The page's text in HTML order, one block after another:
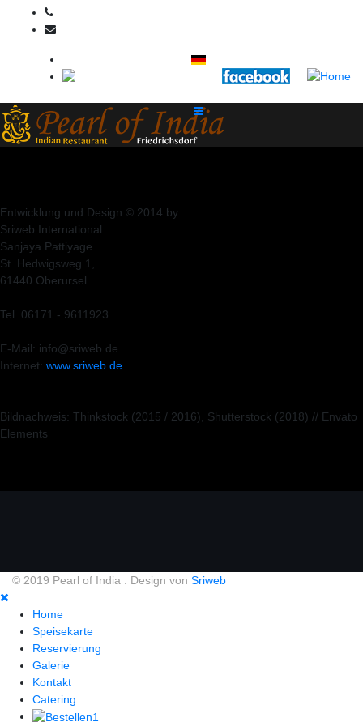
Entwicklung und Design © 2014 by
Sriweb International
Sanjaya Pattiyage
St. Hedwigsweg 1,
61440 Oberursel.
Tel. 06171 - 9611923
E-Mail: info@sriweb.de
Internet: www.sriweb.de
Bildnachweis: Thinkstock (2015 / 2016), Shutterstock (2018) // Envato
Elements
© 2019 Pearl of India . Design von Sriweb
Home
Speisekarte
Reservierung
Galerie
Kontakt
Catering